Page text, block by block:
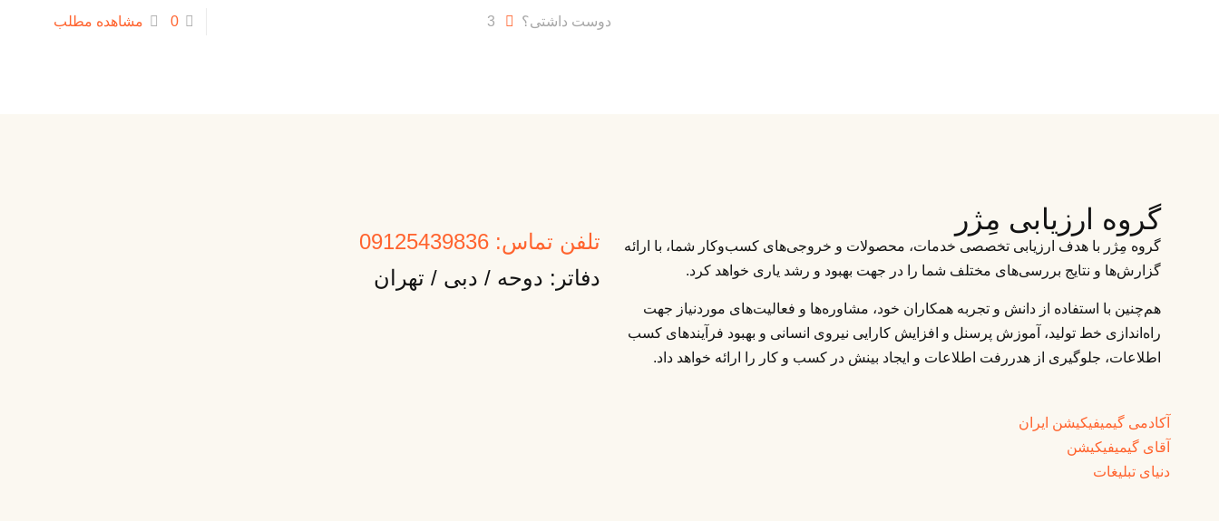
دوست داشتی؟ 3
0 مشاهده مطلب
گروه ارزیابی مِژر
گروه مِژر با هدف ارزیابی تخصصی خدمات، محصولات و خروجی‌های کسب‌وکار شما، با ارائه
گزارش‌ها و نتایج بررسی‌های مختلف شما را در جهت بهبود و رشد یاری خواهد کرد.
هم‌چنین با استفاده از دانش و تجربه همکاران خود، مشاوره‌ها و فعالیت‌های موردنیاز جهت
راه‌اندازی خط تولید، آموزش پرسنل و افزایش کارایی نیروی انسانی و بهبود فرآیندهای کسب
اطلاعات، جلوگیری از هدررفت اطلاعات و ایجاد بینش در کسب و کار را ارائه خواهد داد.
تلفن تماس: 09125439836
دفاتر: دوحه / دبی / تهران
آکادمی گیمیفیکیشن ایران
آقای گیمیفیکیشن
دنیای تبلیغات